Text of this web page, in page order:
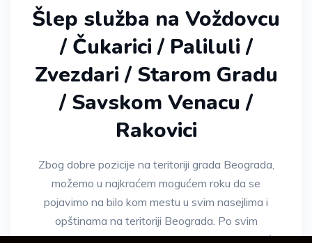
Šlep služba na Voždovcu
/ Čukarici / Paliluli /
Zvezdari / Starom Gradu
/ Savskom Venacu /
Rakovici
Zbog dobre pozicije na teritoriji grada Beograda,
možemo u najkraćem mogućem roku da se
pojavimo na bilo kom mestu u svim nasejlima i
opštinama na teritoriji Beograda. Po svim
vremenskim uslovima, u svako doba dana ili noći,